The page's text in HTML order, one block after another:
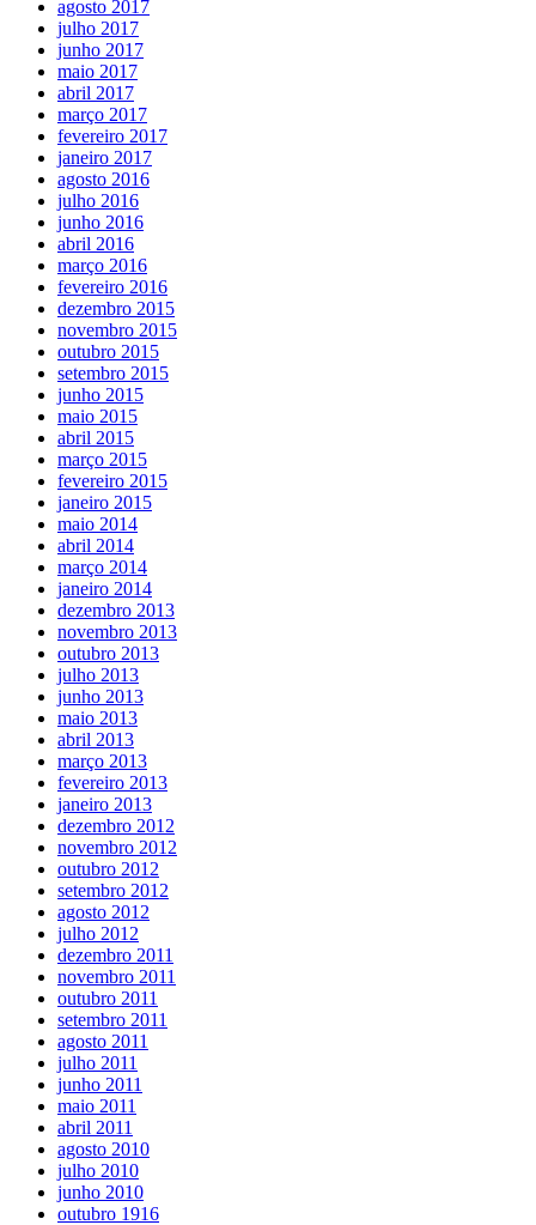
agosto 2017
julho 2017
junho 2017
maio 2017
abril 2017
março 2017
fevereiro 2017
janeiro 2017
agosto 2016
julho 2016
junho 2016
abril 2016
março 2016
fevereiro 2016
dezembro 2015
novembro 2015
outubro 2015
setembro 2015
junho 2015
maio 2015
abril 2015
março 2015
fevereiro 2015
janeiro 2015
maio 2014
abril 2014
março 2014
janeiro 2014
dezembro 2013
novembro 2013
outubro 2013
julho 2013
junho 2013
maio 2013
abril 2013
março 2013
fevereiro 2013
janeiro 2013
dezembro 2012
novembro 2012
outubro 2012
setembro 2012
agosto 2012
julho 2012
dezembro 2011
novembro 2011
outubro 2011
setembro 2011
agosto 2011
julho 2011
junho 2011
maio 2011
abril 2011
agosto 2010
julho 2010
junho 2010
outubro 1916